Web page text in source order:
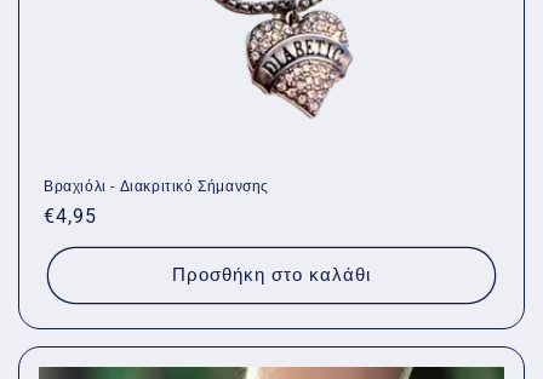
Βραχιόλι - Διακριτικό Σήμανσης
Κανονική
τιμή
€4,95
Προσθήκη στο καλάθι